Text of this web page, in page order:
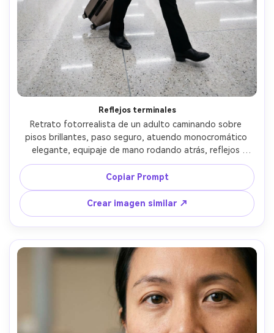
Reflejos terminales
Retrato fotorrealista de un adulto caminando sobre
pisos brillantes, paso seguro, atuendo monocromático
elegante, equipaje de mano rodando atrás, reflejos
guiando hacia el sujeto, luces terminales brillantes con
reflejos suaves, Canon R6 Mark II, 35mm f/1.8, plano
vertical de cuerpo completo, ángulo bajo con líneas guía,
ambiente moderno y energético, claridad en movimiento
realista en el rostro, detalles nítidos, alta resolución,
gradación limpia de color --ar 4:5
Copiar Prompt
Crear imagen similar ↗
Crea imágenes IA
ilimitadas. 100 %
gratis!
Empieza Gratis→